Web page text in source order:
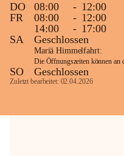
DO
08:00 - 12:00
FR
08:00 - 12:00
14:00
- 17:00
SA
Geschlossen
Mariä Himmelfahrt:
Die Öffnungszeiten können an
SO Geschlossen
Zuletzt bearbeitet: 02.04.2026